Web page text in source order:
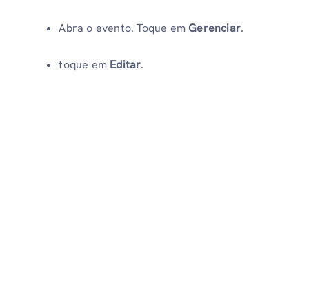
Abra o evento. Toque emGerenciar.
toque em Editar.